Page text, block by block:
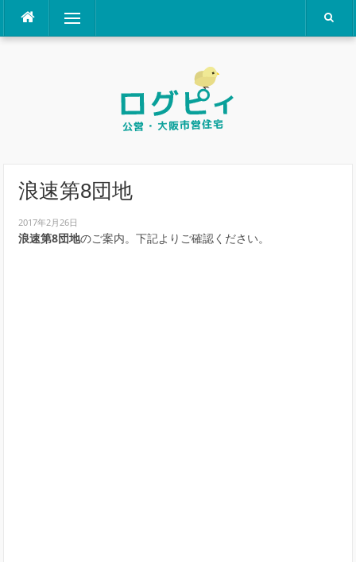
テ
メニュー
浪速第8団地
2017年2月26日
浪速第8団地のご案内。下記よりご確認ください。